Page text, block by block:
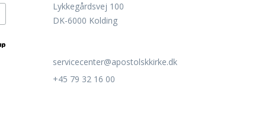
Lykkegårdsvej 100
DK-6000 Kolding
servicecenter@apostolskkirke.dk
+45 79 32 16 00